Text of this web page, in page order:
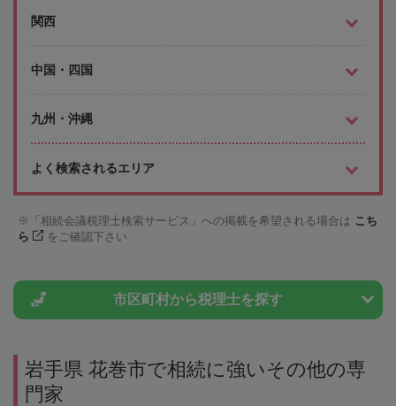
関西
中国・四国
九州・沖縄
よく検索されるエリア
「相続会議税理士検索サービス」への掲載を希望される場合は こち
ら
をご確認下さい
市区町村から税理士を探す
岩手県 花巻市で相続に強いその他の専
門家